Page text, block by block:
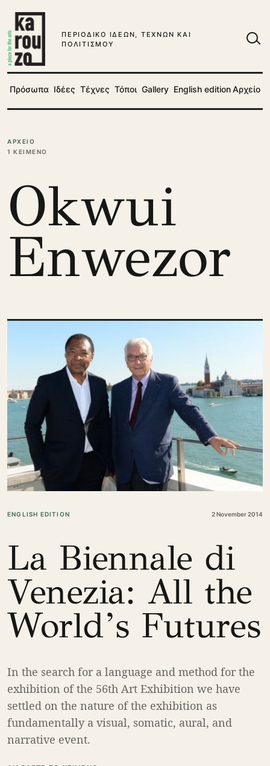
ΠΕΡΙΟΔΙΚΟ ΙΔΕΩΝ, ΤΕΧΝΩΝ ΚΑΙ
ΠΟΛΙΤΙΣΜΟΥ
Πρόσωπα Ιδέες Τέχνες Τόποι Gallery English editionΑρχείο
ΑΡΧΕΙΟ
1 ΚΕΙΜΕΝΟ
Okwui
Enwezor
ENGLISH EDITION 2 November 2014
La Biennale di
Venezia: All the
World’s Futures
In the search for a language and method for the
exhibition of the 56th Art Exhibition we have
settled on the nature of the exhibition as
fundamentally a visual, somatic, aural, and
narrative event.